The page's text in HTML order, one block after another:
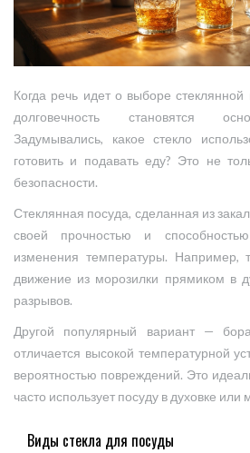
Когда речь идет о выборе стеклянной
долговечность становятся
Задумывались, какое стекло
готовить и подавать еду? Это не
безопасности.
Стеклянная посуда, сделанная из
своей прочностью и
изменения температуры. Например,
движение из морозилки прямиком в
разрывов.
Другой популярный вариант —
отличается высокой температурной
вероятностью повреждений. Это
часто использует посуду в духовке или
Виды стекла для посуды